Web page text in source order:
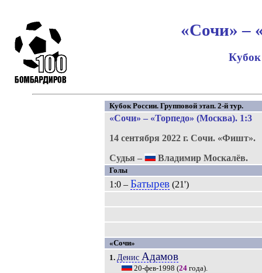
«Сочи» –
Кубок
Кубок России. Групповой этап. 2-й тур.
«Сочи» – «Торпедо» (Москва). 1:3
14 сентября 2022 г. Сочи. «Фишт».
Судья –
Владимир Москалёв.
Голы
1:0 – Батырев(21')
«Сочи»
1. Денис Адамов
20-фев-1998 (24года).